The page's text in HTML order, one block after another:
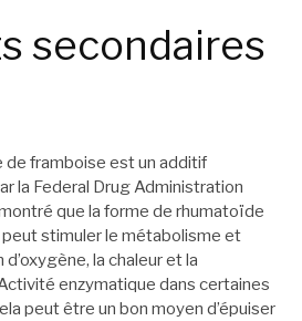
secondaires
de framboise est un additif
la Federal Drug Administration
que la forme de rhumatoïde
stimuler le métabolisme et
la chaleur et la
enzymatique dans certaines
peut être un bon moyen d’épuiser